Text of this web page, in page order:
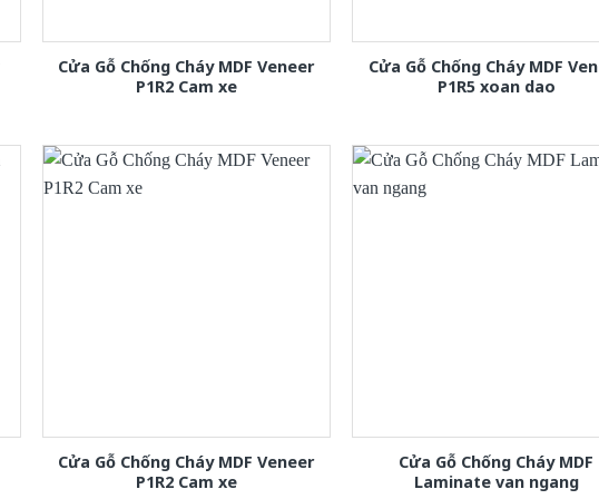
Cửa Gỗ Chống Cháy MDF Veneer
P1R2 Cam xe
Cửa Gỗ Chống Cháy MDF
P1R5 xoan dao
Cửa Gỗ Chống Cháy MDF Veneer
P1R2 Cam xe
Cửa Gỗ Chống Cháy MDF
Laminate van ngang